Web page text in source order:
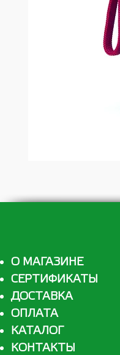
О МАГАЗИНЕ
СЕРТИФИКАТЫ
ДОСТАВКА
ОПЛАТА
КАТАЛОГ
КОНТАКТЫ